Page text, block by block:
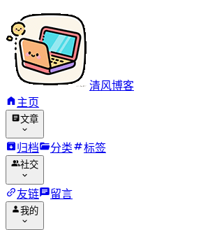
清风博客
主页
文章
归档 分类 标签
社交
友链 留言
我的